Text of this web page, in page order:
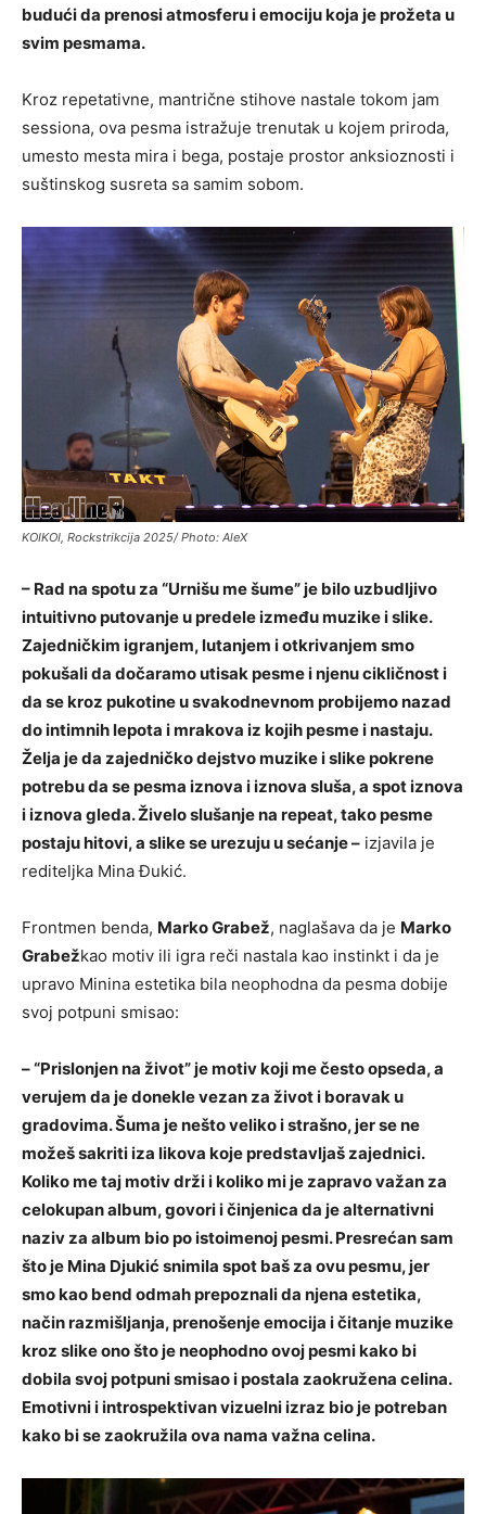
budući da prenosi atmosferu i emociju koja je prožeta u
svim pesmama.
Kroz repetativne, mantrične stihove nastale tokom jam
sessiona, ova pesma istražuje trenutak u kojem priroda,
umesto mesta mira i bega, postaje prostor anksioznosti i
suštinskog susreta sa samim sobom.
KOIKOI, Rockstrikcija 2025/ Photo: AleX
– Rad na spotu za “Urnišu me šume” je bilo uzbudljivo
intuitivno putovanje u predele između muzike i slike.
Zajedničkim igranjem, lutanjem i otkrivanjem smo
pokušali da dočaramo utisak pesme i njenu cikličnost i
da se kroz pukotine u svakodnevnom probijemo nazad
do intimnih lepota i mrakova iz kojih pesme i nastaju.
Želja je da zajedničko dejstvo muzike i slike pokrene
potrebu da se pesma iznova i iznova sluša, a spot iznova
i iznova gleda. Živelo slušanje na repeat, tako pesme
postaju hitovi, a slike se urezuju u sećanje – izjavila je
rediteljka Mina Đukić.
Frontmen benda, Marko Grabež, naglašava da je Marko
Grabežkao motiv ili igra reči nastala kao instinkt i da je
upravo Minina estetika bila neophodna da pesma dobije
svoj potpuni smisao:
– “Prislonjen na život” je motiv koji me često opseda, a
verujem da je donekle vezan za život i boravak u
gradovima. Šuma je nešto veliko i strašno, jer se ne
možeš sakriti iza likova koje predstavljaš zajednici.
Koliko me taj motiv drži i koliko mi je zapravo važan za
celokupan album, govori i činjenica da je alternativni
naziv za album bio po istoimenoj pesmi. Presrećan sam
što je Mina Djukić snimila spot baš za ovu pesmu, jer
smo kao bend odmah prepoznali da njena estetika,
način razmišljanja, prenošenje emocija i čitanje muzike
kroz slike ono što je neophodno ovoj pesmi kako bi
dobila svoj potpuni smisao i postala zaokružena celina.
Emotivni i introspektivan vizuelni izraz bio je potreban
kako bi se zaokružila ova nama važna celina.